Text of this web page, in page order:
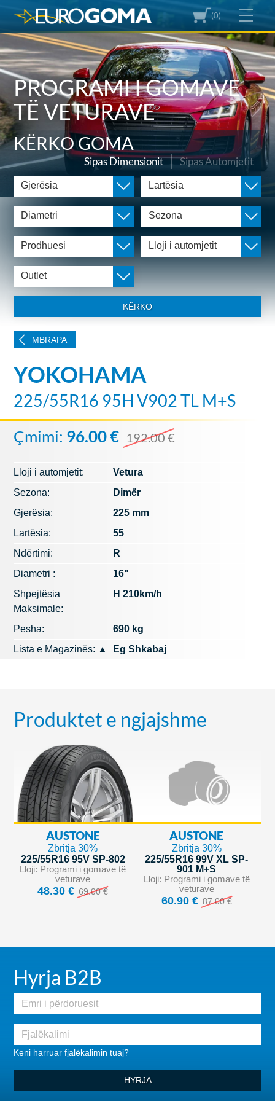
(0)
PROGRAMI I GOMAVE
TË VETURAVE
KËRKO GOMA
Sipas Dimensionit Sipas Automjetit
Gjerësia Lartësia
Diametri Sezona
Prodhuesi Lloji i automjetit
Outlet
KËRKO
MBRAPA
YOKOHAMA
225/55R16 95H V902 TL M+S
Çmimi: 96.00 € 192.00 €
Lloji i automjetit:
Vetura
Sezona:
Dimër
Gjerësia:
225 mm
Lartësia:
55
Ndërtimi:
R
Diametri :
16"
Shpejtësia
Maksimale:
H 210km/h
Pesha:
690 kg
Lista e Magazinës: ▲ Eg Shkabaj
Produktet e ngjajshme
AUSTONE
Zbritja 30%
225/55R16 95V SP-802
Lloji: Programi i gomave të
veturave
48.30 € 69.00 €
AUSTONE
Zbritja 30%
225/55R16 99V XL SP-
901 M+S
Lloji: Programi i gomave të
veturave
60.90 € 87.00 €
Hyrja B2B
Keni harruar fjalëkalimin tuaj?
HYRJA